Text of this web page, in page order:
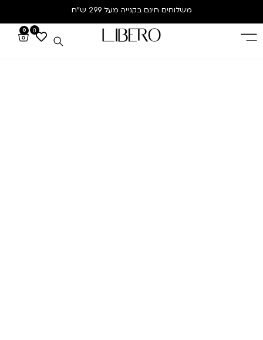
משלוחים חינם בקנייה מעל 299 ש”ח
0
0